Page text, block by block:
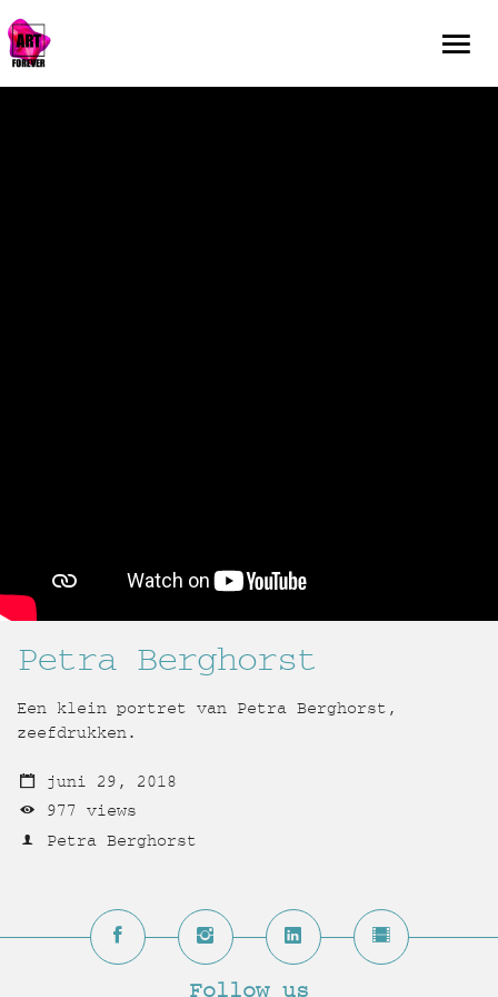
Petra Berghorst
Een klein portret van Petra Berghorst,
zeefdrukken.
juni 29, 2018
977 views
Petra Berghorst